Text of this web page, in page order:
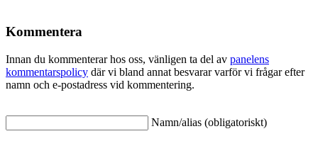
Kommentera
Innan du kommenterar hos oss, vänligen ta del av panelens
kommentarspolicy där vi bland annat besvarar varför vi frågar efter
namn och e-postadress vid kommentering.
Namn/alias (obligatoriskt)